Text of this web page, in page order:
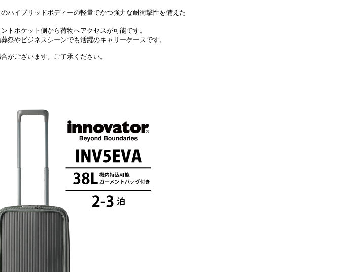
ハイブリッドボディーの軽量でかつ強力な耐衝撃性を備えた
トポケット側から荷物へアクセスが可能です。
祭やビジネスシーンでも活躍のキャリーケースです。
がございます。ご了承ください。